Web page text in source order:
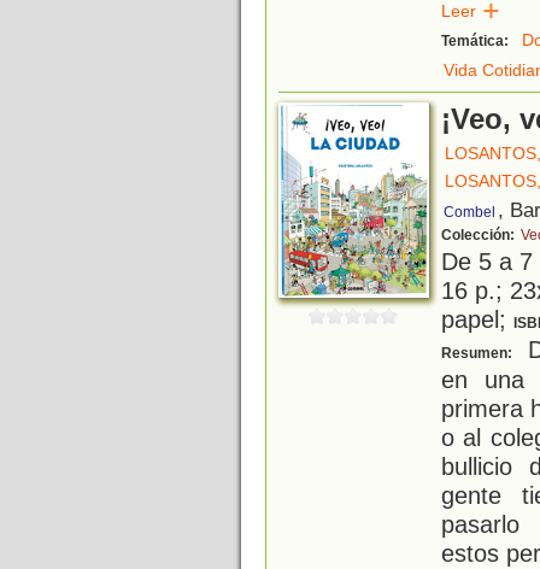
Leer
Temática:
Vida
¡Veo,
Combel ,
Colección:
De 5 a
16 p.;
papel;
Resumen:
en una
primera
o al
bullicio
gente
estos